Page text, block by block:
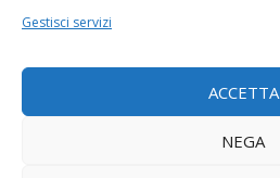
Gestisci servizi
ACCETTA
NEGA
Calcio Panchina
Diretta.it